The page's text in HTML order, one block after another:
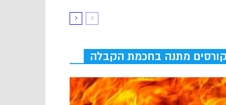
קורסים מתנה בחכמת הקבלה